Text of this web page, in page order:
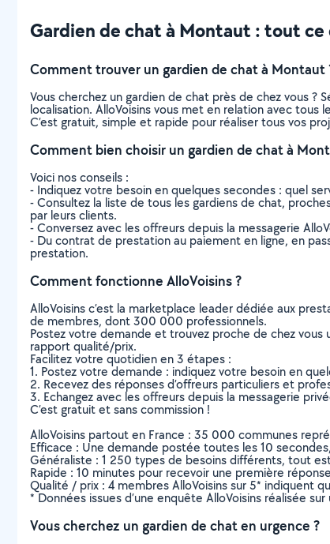
Gardien de chat à Montaut : tout ce
Comment trouver un gardien de chat à Montaut
Vous cherchez un gardien de chat près de chez vous
localisation. AlloVoisins vous met en relation avec
C’est gratuit, simple et rapide pour réaliser tous vos
Comment bien choisir un gardien de chat à
Voici nos conseils :
- Indiquez votre besoin en quelques secondes : quel
- Consultez la liste de tous les gardiens de chat,
par leurs clients.
- Conversez avec les offreurs depuis la messagerie
- Du contrat de prestation au paiement en ligne, en
prestation.
Comment fonctionne AlloVoisins ?
AlloVoisins c’est la marketplace leader dédiée aux
de membres, dont 300 000 professionnels.
Postez votre demande et trouvez proche de chez
rapport qualité/prix.
Facilitez votre quotidien en 3 étapes :
1. Postez votre demande : indiquez votre besoin en
2. Recevez des réponses d’offreurs particuliers et
3. Echangez avec les offreurs depuis la messagerie
C’est gratuit et sans commission !
AlloVoisins partout en France : 35 000 communes
Efficace : Une demande postée toutes les 10
Généraliste : 1 250 types de besoins différents, tout
Rapide : 10 minutes pour recevoir une première
Qualité / prix : 4 membres AlloVoisins sur 5* indiquent
* Données issues d’une enquête AlloVoisins réalisée
Vous cherchez un gardien de chat en urgence ?